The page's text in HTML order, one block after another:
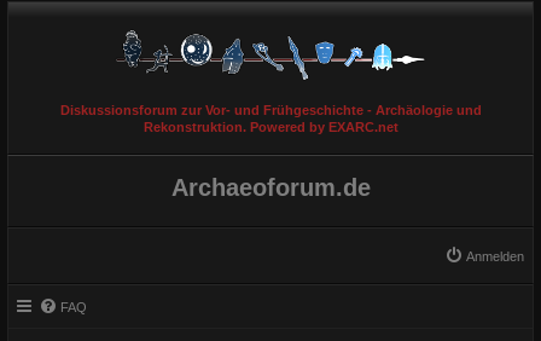
Diskussionsforum zur Vor- und Frühgeschichte - Archäologie und
Rekonstruktion. Powered by EXARC.net
Archaeoforum.de
Anmelden
FAQ